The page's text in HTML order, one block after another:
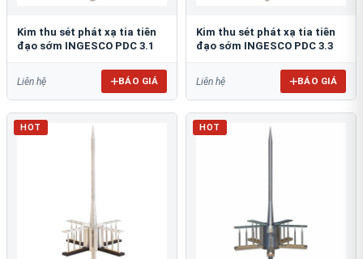
Kim thu sét phát xạ tia tiên
đạo sớm INGESCO PDC 3.1
Liên hệ BÁO GIÁ
Kim thu sét phát xạ tia tiên
đạo sớm INGESCO PDC 3.3
Liên hệ BÁO GIÁ
HOT HOT